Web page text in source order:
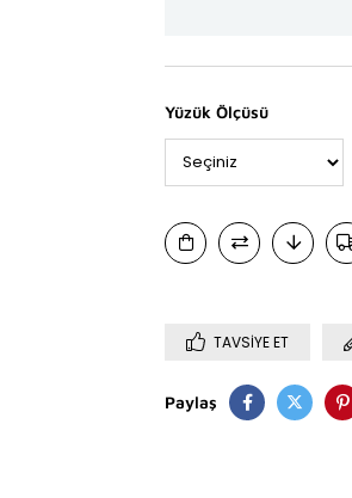
Yüzük Ölçüsü
TAVSIYE ET
Paylaş